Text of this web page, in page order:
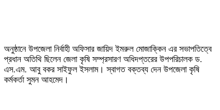
অনুষ্ঠানে উপজেলা নির্বাহী অফিসার জায়িদ ইমরুল মোজাক্কিন এর সভাপতিত্বে
প্রধান অতিথি ছিলেন জেলা কৃষি সম্প্রসারণ অধিদপ্তরের উপপরিচালক ড.
এস.এম. আবু বকর সাইফুল ইসলাম। স্বাগত বক্তব্য দেন উপজেলা কৃষি
কর্মকর্তা সুমন আহমেদ।